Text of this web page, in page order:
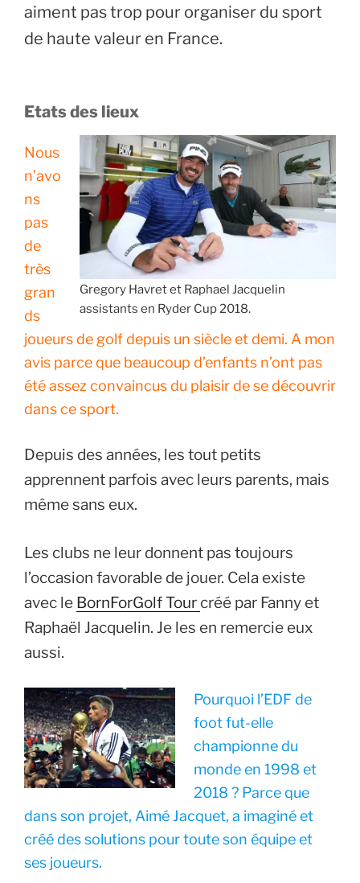
aiment pas trop pour organiser du sport
de haute valeur en France.
Etats des lieux
Gregory Havret et Raphael Jacquelin
assistants en Ryder Cup 2018.
Nous
n’avo
ns
pas
de
très
gran
ds
joueurs de golf depuis un siècle et demi. A mon
avis parce que beaucoup d’enfants n’ont pas
été assez convaincus du plaisir de se découvrir
dans ce sport.
Depuis des années, les tout petits
apprennent parfois avec leurs parents, mais
même sans eux.
Les clubs ne leur donnent pas toujours
l’occasion favorable de jouer. Cela existe
avec le BornForGolf Tour créé par Fanny et
Raphaël Jacquelin. Je les en remercie eux
aussi.
Pourquoi l’EDF de
foot fut-elle
championne du
monde en 1998 et
2018 ? Parce que
dans son projet, Aimé Jacquet, a imaginé et
créé des solutions pour toute son équipe et
ses joueurs.